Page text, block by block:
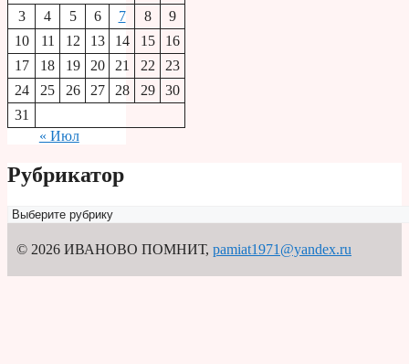
3
4 5 6 7 8
9
10
11 12 13 14 15
16
17
18 19 20 21 22
23
24
25 26 27 28 29
30
31
« Июл
Рубрикатор
Рубрикатор
© 2026 ИВАНОВО ПОМНИТ, pamiat1971@yandex.ru